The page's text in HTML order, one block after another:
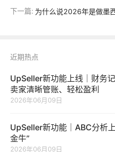
下一篇: 为什么说2026年是做墨
近期热点
UpSeller新功能上线｜财务
卖家清晰管账、轻松盈利
2026年06月09日
UpSeller新功能｜ABC分析
金牛”
2026年06月09日